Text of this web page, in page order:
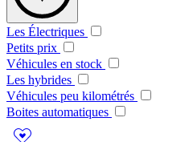
Les Électriques
Petits prix
Véhicules en stock
Les hybrides
Véhicules peu kilométrés
Boites automatiques